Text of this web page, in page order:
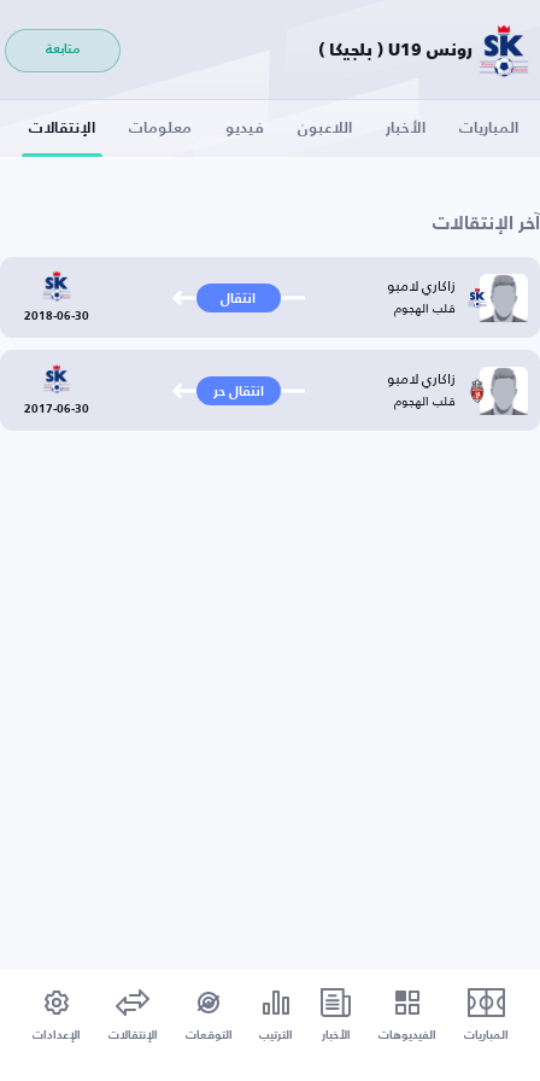
رونس U19 ( بلجيكا ) متابعة
المباريات الأخبار اللاعبون فيديو معلومات الإنتقالات
آخر الإنتقالات
زاكاري لامبو
قلب الهجوم انتقال
2018-06-30
زاكاري لامبو
قلب الهجوم انتقال حر
2017-06-30
المباريات الفيديوهات الأخبار الترتيب التوقعات الإنتقالات الإعدادات